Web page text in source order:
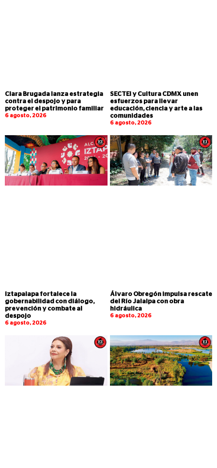
Clara Brugada lanza estrategia
contra el despojo y para
proteger el patrimonio familiar
6 agosto, 2026
SECTEI y Cultura CDMX unen
esfuerzos para llevar
educación, ciencia y arte a las
comunidades
6 agosto, 2026
Iztapalapa fortalece la
gobernabilidad con diálogo,
prevención y combate al
despojo
6 agosto, 2026
Álvaro Obregón impulsa rescate
del Río Jalalpa con obra
hidráulica
6 agosto, 2026